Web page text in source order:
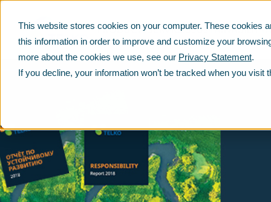
This website stores cookies on your computer. These cookies
this information in order to improve and customize your
more about the cookies we use, see our Privacy Statement.
If you decline, your information won’t be tracked when you
PRODUCTSSERVICESSUSTAINABILITY